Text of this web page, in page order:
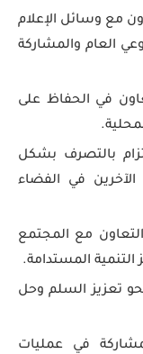
مع وسائل الإعلام
العام والمشاركة
في الحفاظ على
بالتصرف بشكل
في الفضاء
التعاون مع المجتمع
المستدامة.
تعزيز السلم وحل
في عمليات